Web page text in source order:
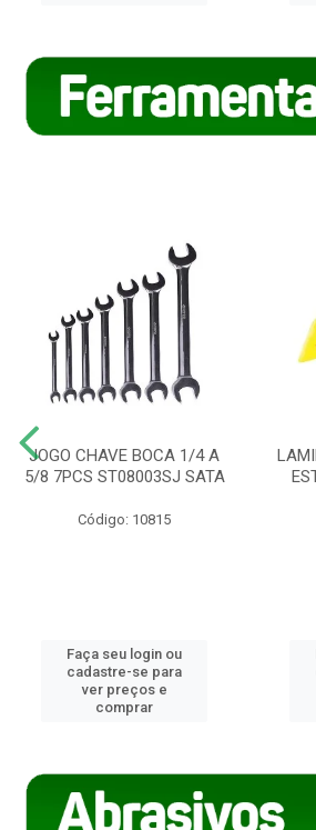
JOGO CHAVE BOCA 1/4 A
5/8 7PCS ST08003SJ SATA
Código: 10815
Faça seu login ou
cadastre-se para
ver preços e
comprar